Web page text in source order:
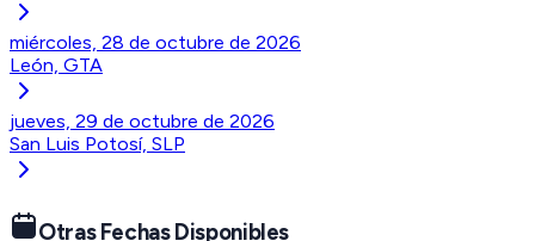
miércoles, 28 de octubre de 2026
León, GTA
jueves, 29 de octubre de 2026
San Luis Potosí, SLP
Otras Fechas Disponibles